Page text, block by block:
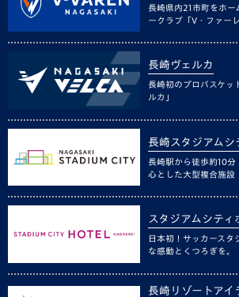
長崎県内21市町をホー
ークラブ「V・ファー
長崎ヴェルカ
長崎初のプロバスケッ
ルカ」
長崎スタジアムシ
長崎駅から徒歩約10分
心とした大型複合施設
スタジアムシティ
日本初！サッカースタ
な感動とくつろぎを。
長崎リゾートアイ